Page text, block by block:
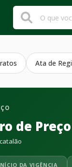
Ata de
de
DA VIGÊNCIA